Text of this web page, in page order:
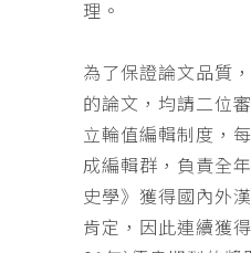
理。
為了保證論文品質
的論文，均請二位
立輪值編輯制度，
成編輯群，負責全
史學》獲得國內外
肯定，因此連續獲